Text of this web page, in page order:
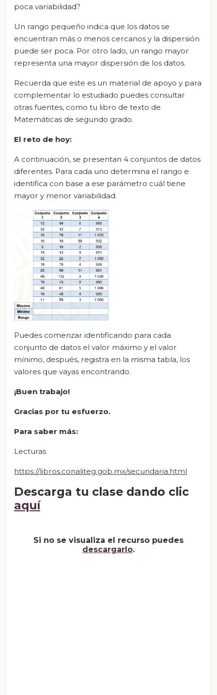
poca variabilidad?
Un rango pequeño indica que los datos se
encuentran más o menos cercanos y la dispersión
puede ser poca. Por otro lado, un rango mayor
representa una mayor dispersión de los datos.
Recuerda que este es un material de apoyo y para
complementar lo estudiado puedes consultar
otras fuentes, como tu libro de texto de
Matemáticas de segundo grado.
El reto de hoy:
A continuación, se presentan 4 conjuntos de datos
diferentes. Para cada uno determina el rango e
identifica con base a ese parámetro cuál tiene
mayor y menor variabilidad.
Puedes comenzar identificando para cada
conjunto de datos el valor máximo y el valor
mínimo, después, registra en la misma tabla, los
valores que vayas encontrando.
¡Buen trabajo!
Gracias por tu esfuerzo.
Para saber más:
Lecturas
https://libros.conaliteg.gob.mx/secundaria.html
Descarga tu clase dando clic
aquí
Si no se visualiza el recurso puedes
descargarlo.